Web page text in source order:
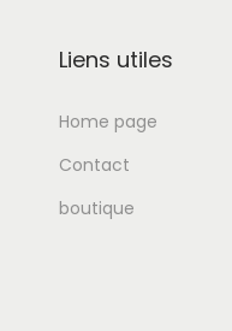
Liens utiles
Home page
Contact
boutique